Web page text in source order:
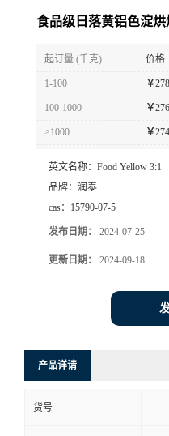
食品级日落黄铝色淀
起订量 (千克) 价格
1-100 ￥
100-1000 ￥
≥1000 ￥
英文名称： Food Yellow 3:1
品牌： 润泰
cas： 15790-07-5
发布日期： 2024-07-25
更新日期： 2024-09-18
产品详请
货号